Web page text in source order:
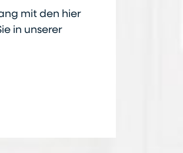
mit den hier
in unserer